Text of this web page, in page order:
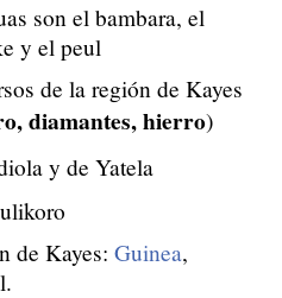
son el bambara, el
y el peul
de la región de Kayes
diamantes, hierro)
y de Yatela
de Kayes: Guinea,